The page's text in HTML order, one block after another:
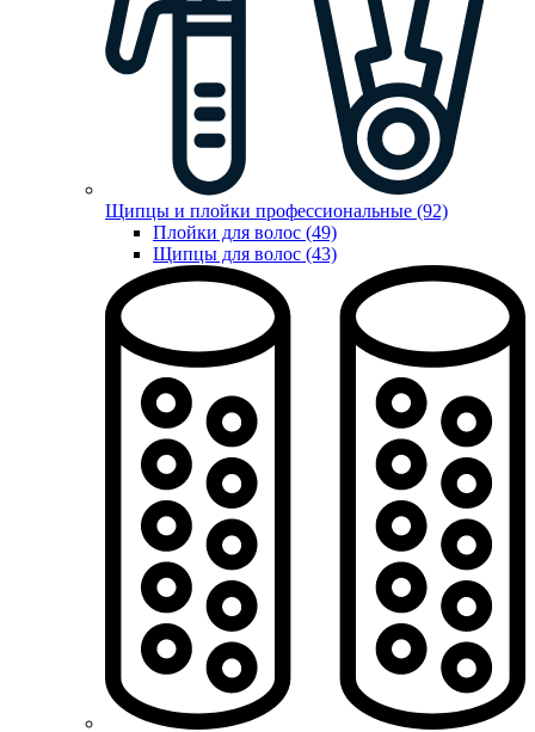
Щипцы и плойки профессиональные (92)
Плойки для волос (49)
Щипцы для волос (43)